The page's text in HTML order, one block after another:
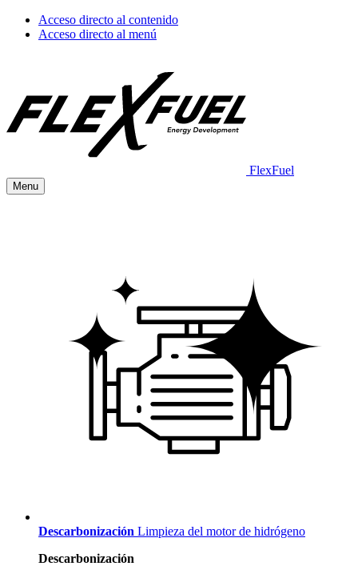
Acceso directo al contenido
Acceso directo al menú
FlexFuel
Menu
Descarbonización Limpieza del motor de hidrógeno
Descarbonización